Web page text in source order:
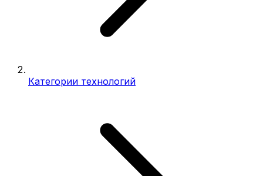
Категории технологий